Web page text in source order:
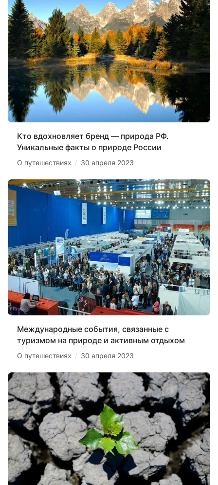
Кто вдохновляет бренд — природа РФ.
Уникальные факты о природе России
О путешествиях / 30 апреля 2023
Международные события, связанные с
туризмом на природе и активным отдыхом
О путешествиях / 30 апреля 2023